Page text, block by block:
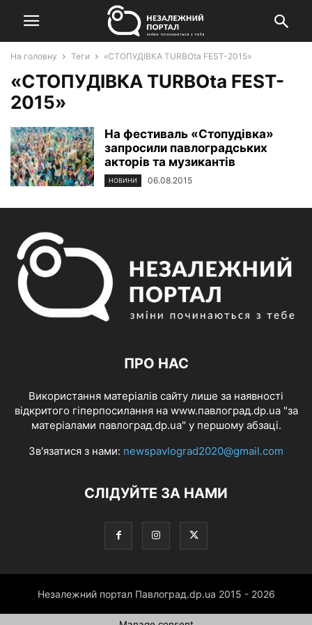
На головну Теги «СТОПУДІВКА TURBOta FEST-2015»
«СТОПУДІВКА TURBOta FEST-
2015»
На фестиваль «Стопудівка»
запросили павлоградських
акторів та музикантів
НОВИНИ 06.08.2015
ПРО НАС
Використання матеріалів сайту лише за наявності
відкритого гіперпосилання на www.павлоград.dp.ua "за
матеріалами павлоград.dp.ua" у першому абзаці.
Зв'язатися з нами: newspavlograd2020@gmail.com
СЛІДУЙТЕ ЗА НАМИ
Незалежний портал Павлоград.dp.ua 2015 - 2026